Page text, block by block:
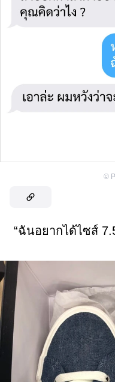
©
“ฉันอยากได้ไซส์